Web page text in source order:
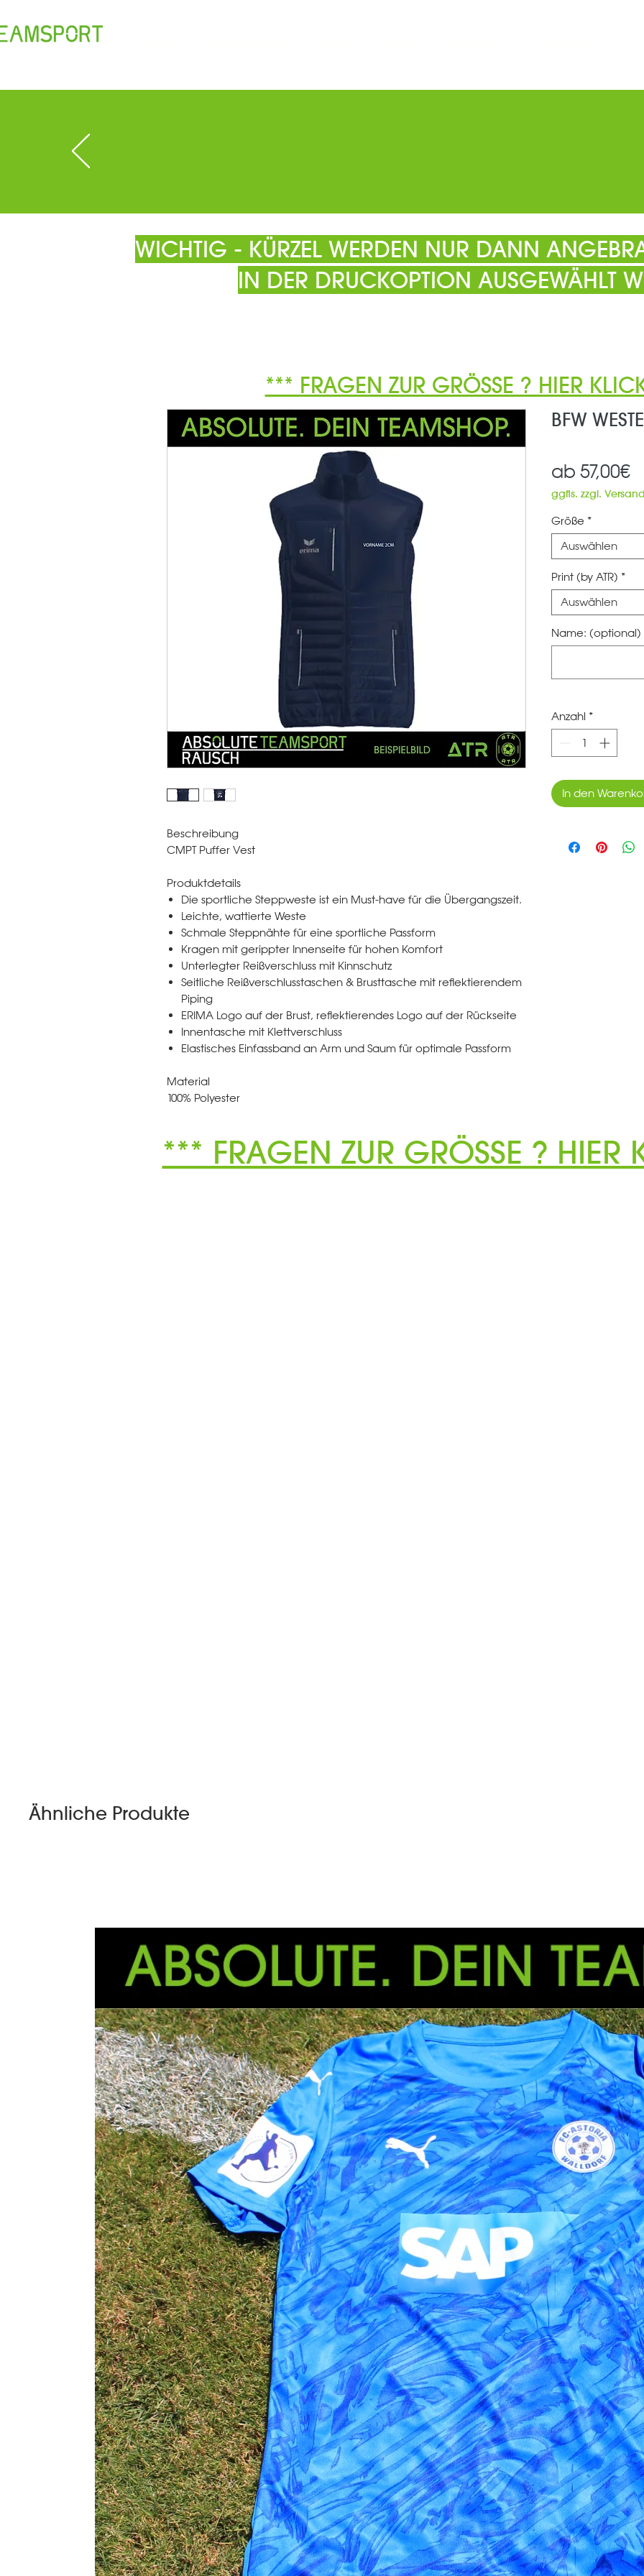
WICHTIG - KÜRZEL WERDEN NUR DANN
IN DER DRUCKOPTION AUSGEWÄHLT
Beschreibung
CMPT Puffer Vest
Produktdetails
Die sportliche Steppweste ist ein Must-have für die Übergangszeit.
Leichte, wattierte Weste
Schmale Steppnähte für eine sportliche Passform
Kragen mit gerippter Innenseite für hohen Komfort
Unterlegter Reißverschluss mit Kinnschutz
Seitliche Reißverschlusstaschen & Brusttasche mit reflektierendem
Piping
ERIMA Logo auf der Brust, reflektierendes Logo auf der Rückseite
Innentasche mit Klettverschluss
Elastisches Einfassband an Arm und Saum für optimale Passform
Material
100% Polyester
BFW
ab 57,00€
ggfls. zzgl. Versand
Größe *
Auswählen
Print (by ATR) *
Auswählen
Name: (optional)
Anzahl *
In den
*** FRAGEN ZUR GRÖSSE ? HIER
Ähnliche Produkte
*** FRAGEN ZUR GRÖSSE ? HIER